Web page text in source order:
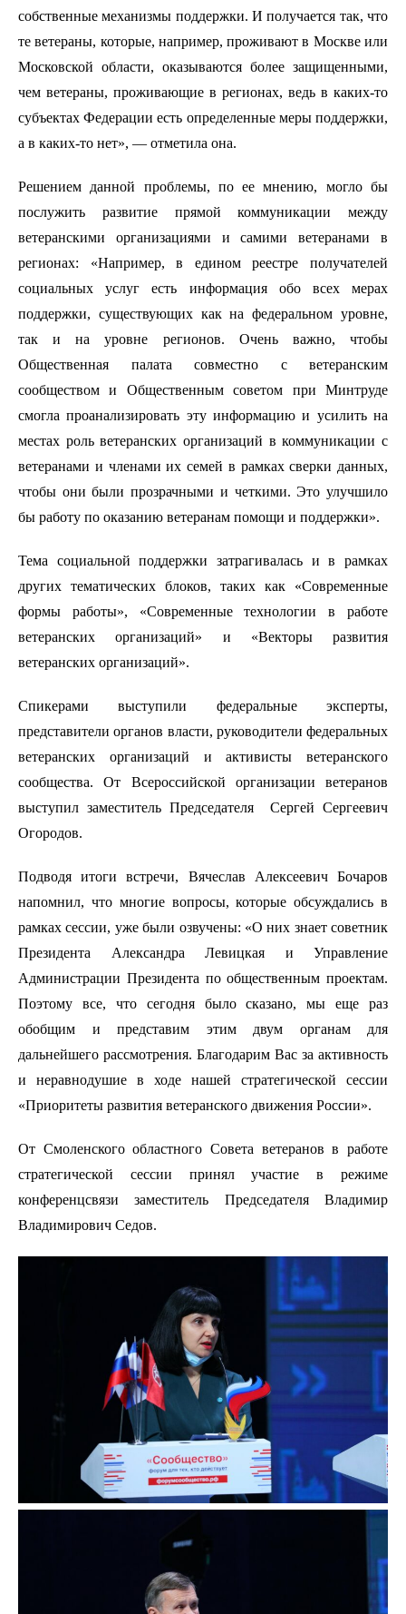
собственные механизмы поддержки. И получается так, что
те ветераны, которые, например, проживают в Москве или
Московской области, оказываются более защищенными,
чем ветераны, проживающие в регионах, ведь в каких-то
субъектах Федерации есть определенные меры поддержки,
а в каких-то нет», — отметила она.
Решением данной проблемы, по ее мнению, могло бы
послужить развитие прямой коммуникации между
ветеранскими организациями и самими ветеранами в
регионах: «Например, в едином реестре получателей
социальных услуг есть информация обо всех мерах
поддержки, существующих как на федеральном уровне,
так и на уровне регионов. Очень важно, чтобы
Общественная палата совместно с ветеранским
сообществом и Общественным советом при Минтруде
смогла проанализировать эту информацию и усилить на
местах роль ветеранских организаций в коммуникации с
ветеранами и членами их семей в рамках сверки данных,
чтобы они были прозрачными и четкими. Это улучшило
бы работу по оказанию ветеранам помощи и поддержки».
Тема социальной поддержки затрагивалась и в рамках
других тематических блоков, таких как «Современные
формы работы», «Современные технологии в работе
ветеранских организаций» и «Векторы развития
ветеранских организаций».
Спикерами выступили федеральные эксперты,
представители органов власти, руководители федеральных
ветеранских организаций и активисты ветеранского
сообщества. От Всероссийской организации ветеранов
выступил заместитель Председателя Сергей Сергеевич
Огородов.
Подводя итоги встречи, Вячеслав Алексеевич Бочаров
напомнил, что многие вопросы, которые обсуждались в
рамках сессии, уже были озвучены: «О них знает советник
Президента Александра Левицкая и Управление
Администрации Президента по общественным проектам.
Поэтому все, что сегодня было сказано, мы еще раз
обобщим и представим этим двум органам для
дальнейшего рассмотрения. Благодарим Вас за активность
и неравнодушие в ходе нашей стратегической сессии
«Приоритеты развития ветеранского движения России».
От Смоленского областного Совета ветеранов в работе
стратегической сессии принял участие в режиме
конференцсвязи заместитель Председателя Владимир
Владимирович Седов.